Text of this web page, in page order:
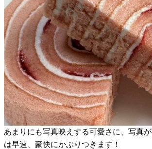
あまりにも写真映えする可愛さに、写真
は早速、豪快にかぶりつきます！